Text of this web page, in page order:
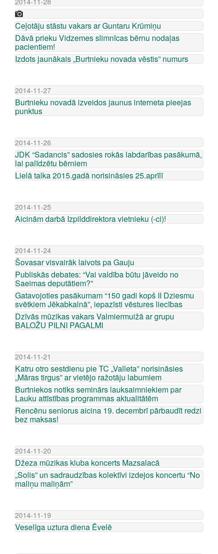
Ceļotāju stāstu vakars ar Guntaru Krūmiņu
Dāvā prieku Vidzemes slimnīcas bērnu nodaļas
pacientiem!
Izdots jaunākais „Burtnieku novada vēstis” numurs
2014-11-27
Burtnieku novadā izveidos jaunus interneta pieejas
punktus
2014-11-26
JDK “Sadancis” sadosies rokās labdarības pasākumā,
lai palīdzētu bērniem
Lielā talka 2015.gadā norisināsies 25.aprīlī
2014-11-25
Aicinām darbā Izpilddirektora vietnieku (-ci)!
2014-11-24
Šovasar visvairāk laivots pa Gauju
Publiskās debates: “Vai valdība būtu jāveido no
Saeimas deputātiem?”
Gatavojoties pasākumam “150 gadi kopš II Dziesmu
svētkiem Jēkabkalnā”, iepazīsti vēstures liecības
Dzīvās mūzikas vakars Valmiermuižā ar grupu
BALOŽU PILNI PAGALMI
2014-11-21
Katru otro sestdienu pie TC „Valleta” norisināsies
„Māras tirgus” ar vietējo ražotāju labumiem
Burtniekos notiks seminārs lauksaimniekiem par
Lauku attīstības programmas aktualitātēm
Rencēnu seniorus aicina 19. decembrī pārbaudīt redzi
bez maksas!
2014-11-20
Džeza mūzikas kluba koncerts Mazsalacā
„Solis” un sadraudzības kolektīvi izdejos koncertu “No
maliņu maliņām”
2014-11-19
Veselīga uztura diena Ēvelē